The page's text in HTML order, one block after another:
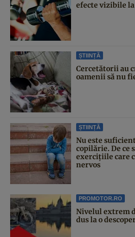
efecte vizibile
ȘTIINȚĂ
Cercetătorii au
oamenii să nu
ȘTIINȚĂ
Nu este
copilărie. De ce
exercițiile care
nervos
PROMOTOR.RO
Nivelul extrem
dus la o